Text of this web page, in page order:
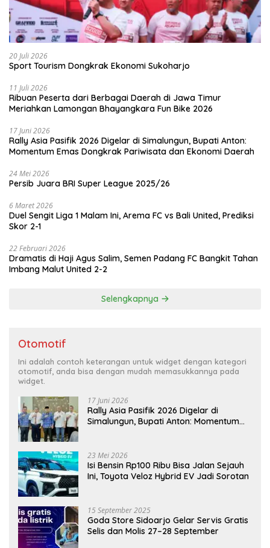
20 Juli 2026
Sport Tourism Dongkrak Ekonomi Sukoharjo
11 Juli 2026
Ribuan Peserta dari Berbagai Daerah di Jawa Timur
Meriahkan Lamongan Bhayangkara Fun Bike 2026
17 Juni 2026
Rally Asia Pasifik 2026 Digelar di Simalungun, Bupati Anton:
Momentum Emas Dongkrak Pariwisata dan Ekonomi Daerah
24 Mei 2026
Persib Juara BRI Super League 2025/26
6 Maret 2026
Duel Sengit Liga 1 Malam Ini, Arema FC vs Bali United, Prediksi
Skor 2-1
22 Februari 2026
Dramatis di Haji Agus Salim, Semen Padang FC Bangkit Tahan
Imbang Malut United 2-2
Selengkapnya
Otomotif
Ini adalah contoh keterangan untuk widget dengan kategori
otomotif, anda bisa dengan mudah memasukkannya pada
widget.
17 Juni 2026
Rally Asia Pasifik 2026 Digelar di
Simalungun, Bupati Anton: Momentum
23 Mei 2026
Isi Bensin Rp100 Ribu Bisa Jalan Sejauh
Ini, Toyota Veloz Hybrid EV Jadi Sorotan
15 September 2025
Goda Store Sidoarjo Gelar Servis Gratis
Selis dan Molis 27–28 September